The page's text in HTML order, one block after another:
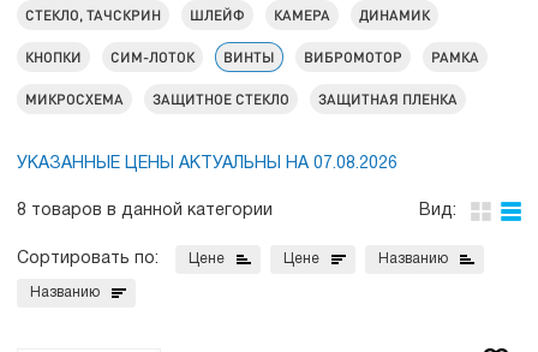
СТЕКЛО, ТАЧСКРИН ШЛЕЙФ КАМЕРА ДИНАМИК
КНОПКИ СИМ-ЛОТОК ВИНТЫ ВИБРОМОТОР РАМКА
МИКРОСХЕМА ЗАЩИТНОЕ СТЕКЛО ЗАЩИТНАЯ ПЛЕНКА
УКАЗАННЫЕ ЦЕНЫ АКТУАЛЬНЫ НА 07.08.2026
8 товаров в данной категории Вид:
Сортировать по: Цене Цене Названию
Названию